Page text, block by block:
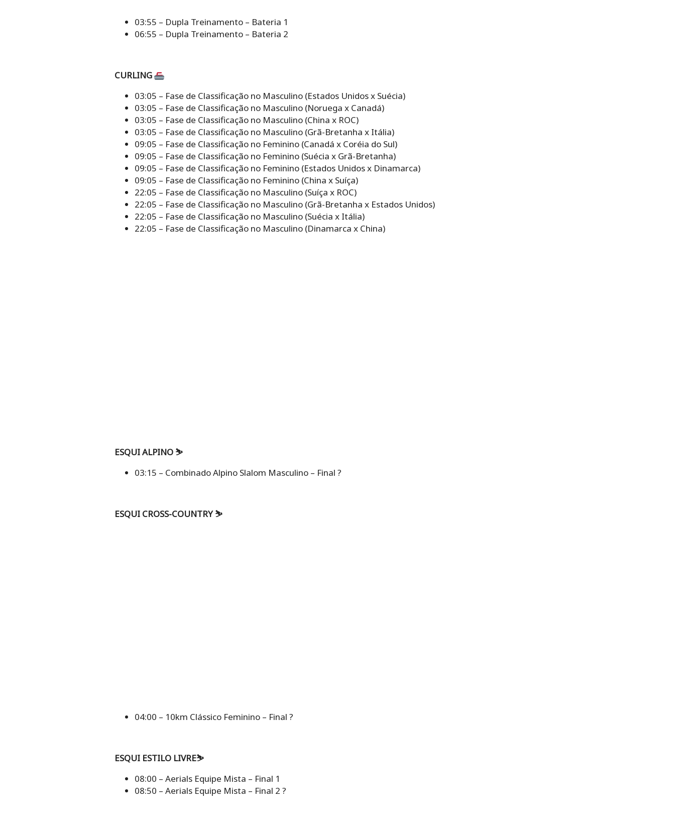
03:55 – Dupla Treinamento – Bateria 1
06:55 – Dupla Treinamento – Bateria 2
CURLING
03:05 – Fase de Classificação no Masculino (Estados Unidos x Suécia)
03:05 – Fase de Classificação no Masculino (Noruega x Canadá)
03:05 – Fase de Classificação no Masculino (China x ROC)
03:05 – Fase de Classificação no Masculino (Grã-Bretanha x Itália)
09:05 – Fase de Classificação no Feminino (Canadá x Coréia do Sul)
09:05 – Fase de Classificação no Feminino (Suécia x Grã-Bretanha)
09:05 – Fase de Classificação no Feminino (Estados Unidos x Dinamarca)
09:05 – Fase de Classificação no Feminino (China x Suíça)
22:05 – Fase de Classificação no Masculino (Suíça x ROC)
22:05 – Fase de Classificação no Masculino (Grã-Bretanha x Estados Unidos)
22:05 – Fase de Classificação no Masculino (Suécia x Itália)
22:05 – Fase de Classificação no Masculino (Dinamarca x China)
ESQUI ALPINO ⛷️
03:15 – Combinado Alpino Slalom Masculino – Final ?
ESQUI CROSS-COUNTRY ⛷️
04:00 – 10km Clássico Feminino – Final ?
ESQUI ESTILO LIVRE⛷️
08:00 – Aerials Equipe Mista – Final 1
08:50 – Aerials Equipe Mista – Final 2 ?